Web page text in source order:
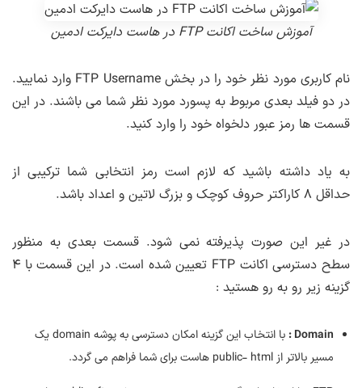
آموزش ساخت اکانت FTP در هاست دایرکت ادمین
نام کاربری مورد نظر خود را در بخش FTP Username وارد نمایید.
در دو فیلد بعدی مربوط به پسورد مورد نظر شما می باشند. در این
قسمت ها رمز عبور دلخواه خود را وارد کنید.
به یاد داشته باشید که لازم است رمز انتخابی شما ترکیبی از
حداقل ۸ کاراکتر حروف کوچک و بزرگ لاتین و اعداد باشد.
در غیر این صورت پذیرفته نمی شود. قسمت بعدی به منظور
سطح دسترسی اکانت FTP تعیین شده است. در این قسمت با ۴
گزینه زیر رو به رو هستید :
Domain :
با انتخاب این گزینه امکان دسترسی به پوشه domain یک
مسیر بالاتر از public- html هاست برای شما فراهم می گردد.